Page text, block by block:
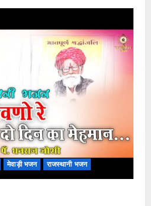
मेवाड़ी भजन राजस्थानी भजन